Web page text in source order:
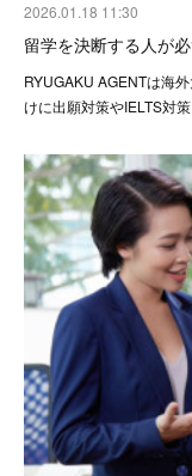
2026.01.18 11:30
留学を決断する人が
RYUGAKU AGENTは海
けに出願対策やIELTS対